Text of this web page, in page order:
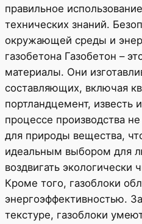
правильное
технических знаний.
окружающей среды и
газобетона Газобетон –
материалы. Они
составляющих, включая
портландцемент, известь
процессе производства
для природы вещества,
идеальным выбором для
воздвигать экологически
Кроме того, газоблоки
энергоэффективностью.
текстуре, газоблоки